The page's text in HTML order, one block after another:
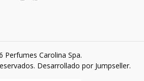
Perfumes Carolina Spa.
Desarrollado por Jumpseller.